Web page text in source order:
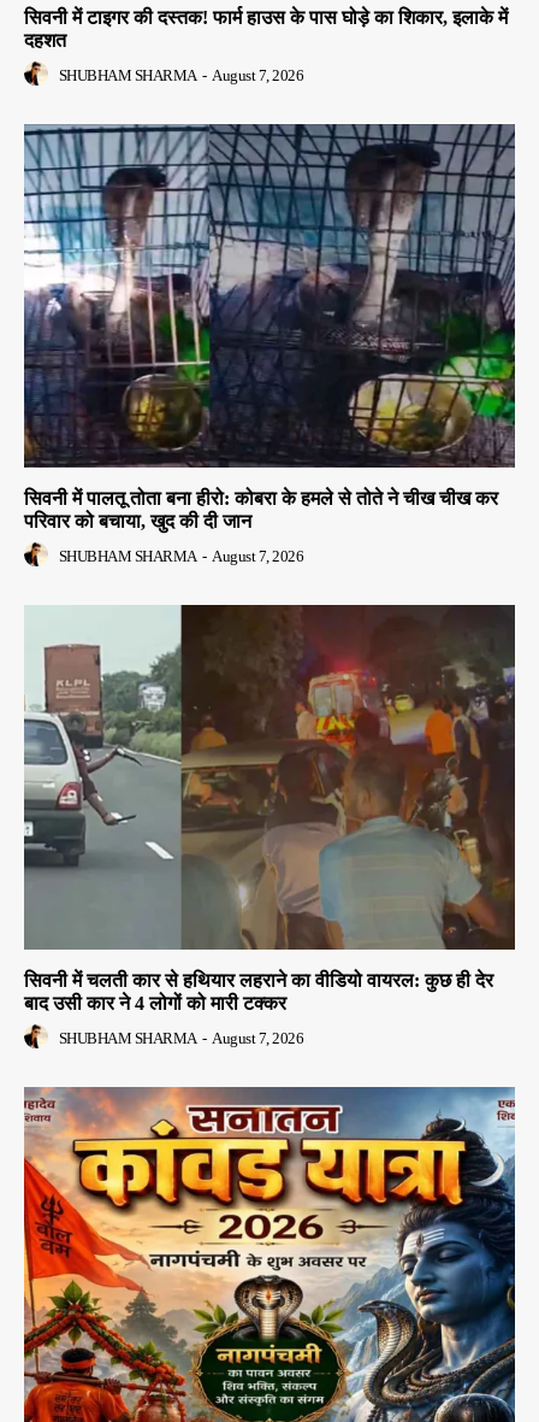
सिवनी में टाइगर की दस्तक! फार्म हाउस के पास घोड़े का शिकार, इलाके में
दहशत
SHUBHAM SHARMA - August 7, 2026
सिवनी में पालतू तोता बना हीरो: कोबरा के हमले से तोते ने चीख चीख कर
परिवार को बचाया, खुद की दी जान
SHUBHAM SHARMA - August 7, 2026
सिवनी में चलती कार से हथियार लहराने का वीडियो वायरल: कुछ ही देर
बाद उसी कार ने 4 लोगों को मारी टक्कर
SHUBHAM SHARMA - August 7, 2026